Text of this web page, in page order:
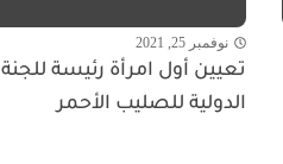
نوفمبر 25, 2021
تعيين أول امرأة رئيسة للجنة
الدولية للصليب الأحمر